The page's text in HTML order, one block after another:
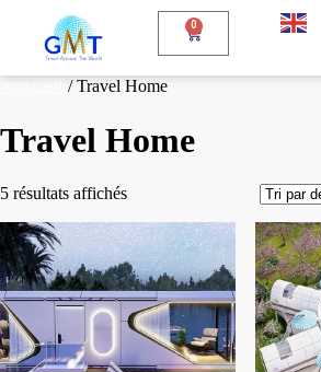
0
/ Travel Home
Travel Home
5 résultats affichés